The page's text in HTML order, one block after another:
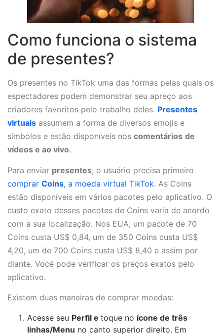
Como funciona o sistema
de presentes?
Os presentes no TikTok uma das formas pelas quais os
espectadores podem demonstrar seu apreço aos
criadores favoritos pelo trabalho deles. Presentes
virtuais assumem a forma de diversos emojis e
símbolos e estão disponíveis nos comentários de
vídeos e ao vivo.
Para enviar presentes, o usuário precisa primeiro
comprar Coins, a moeda virtual TikTok. As Coins
estão disponíveis em vários pacotes pelo aplicativo. O
custo exato desses pacotes de Coins varia de acordo
com a sua localização. Nos EUA, um pacote de 70
Coins custa US$ 0,84, um de 350 Coins custa US$
4,20, um de 700 Coins custa US$ 8,40 e assim por
diante. Você pode verificar os preços exatos pelo
aplicativo.
Existem duas maneiras de comprar moedas:
Acesse seu Perfil e toque no ícone de três
linhas/Menu no canto superior direito. Em